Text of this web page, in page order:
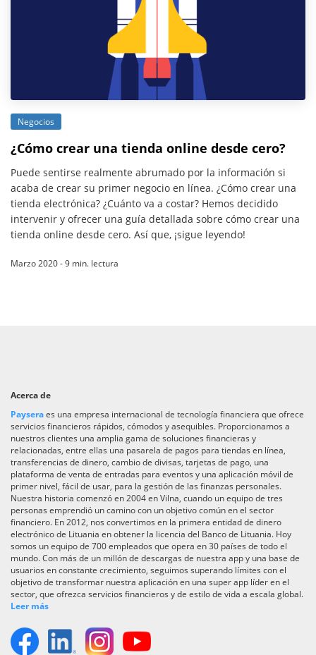
Negocios
¿Cómo crear una tienda online desde cero?
Puede sentirse realmente abrumado por la información si
acaba de crear su primer negocio en línea. ¿Cómo crear una
tienda electrónica? ¿Cuánto va a costar? Hemos decidido
intervenir y ofrecer una guía detallada sobre cómo crear una
tienda online desde cero. Así que, ¡sigue leyendo!
Marzo 2020 - 9 min. lectura
Acerca de
Payseraes una empresa internacional de tecnología financiera que ofrece
servicios financieros rápidos, cómodos y asequibles. Proporcionamos a
nuestros clientes una amplia gama de soluciones financieras y
relacionadas, entre ellas una pasarela de pagos para tiendas en línea,
transferencias de dinero, cambio de divisas, tarjetas de pago, una
plataforma de venta de entradas para eventos y una aplicación móvil de
primer nivel, fácil de usar, para la gestión de las finanzas personales.
Nuestra historia comenzó en 2004 en Vilna, cuando un equipo de tres
personas emprendió un camino con un objetivo común en el sector
financiero. En 2012, nos convertimos en la primera entidad de dinero
electrónico de Lituania en obtener la licencia del Banco de Lituania. Hoy
somos un equipo de 700 empleados que opera en 30 países de todo el
mundo. Con más de un millón de descargas de nuestra app y una base de
usuarios en constante crecimiento, seguimos superando límites con el
objetivo de transformar nuestra aplicación en una super app líder en el
sector, que ofrezca servicios financieros y de estilo de vida a escala global.
Leer más